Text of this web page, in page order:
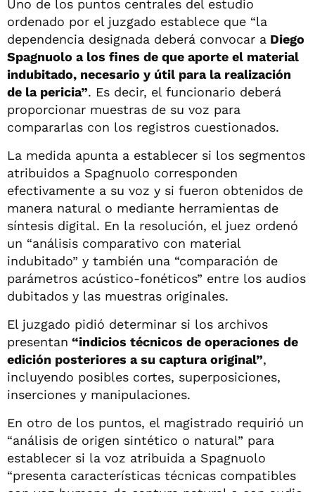
Uno de los puntos centrales del estudio
ordenado por el juzgado establece que “la
dependencia designada deberá convocar a Diego
Spagnuolo a los fines de que aporte el material
indubitado, necesario y útil para la realización
de la pericia”. Es decir, el funcionario deberá
proporcionar muestras de su voz para
compararlas con los registros cuestionados.
La medida apunta a establecer si los segmentos
atribuidos a Spagnuolo corresponden
efectivamente a su voz y si fueron obtenidos de
manera natural o mediante herramientas de
síntesis digital. En la resolución, el juez ordenó
un “análisis comparativo con material
indubitado” y también una “comparación de
parámetros acústico-fonéticos” entre los audios
dubitados y las muestras originales.
El juzgado pidió determinar si los archivos
presentan “indicios técnicos de operaciones de
edición posteriores a su captura original”,
incluyendo posibles cortes, superposiciones,
inserciones y manipulaciones.
En otro de los puntos, el magistrado requirió un
“análisis de origen sintético o natural” para
establecer si la voz atribuida a Spagnuolo
“presenta características técnicas compatibles